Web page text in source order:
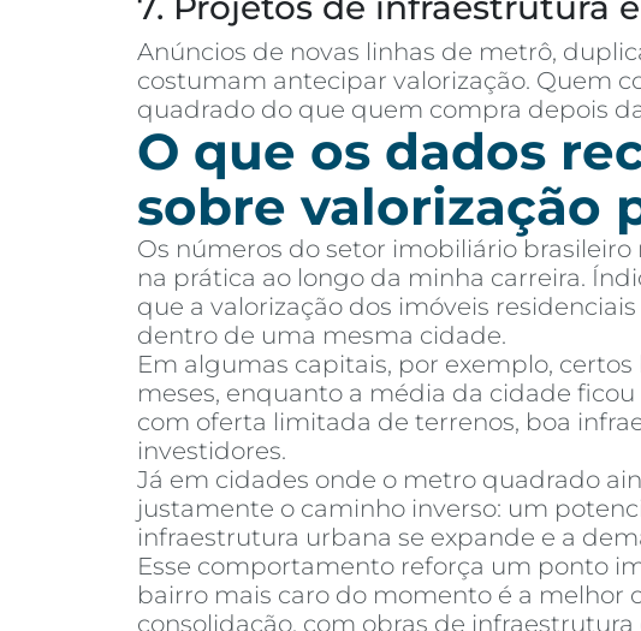
Anúncios de novas linhas de metrô,
costumam antecipar valorização. Quem
quadrado do que quem compra depois
O que os dados
sobre valorização
Os números do setor imobiliário
na prática ao longo da minha carreira.
que a valorização dos imóveis
dentro de uma mesma cidade.
Em algumas capitais, por exemplo,
meses, enquanto a média da cidade
com oferta limitada de terrenos, boa
investidores.
Já em cidades onde o metro quadrado
justamente o caminho inverso: um
infraestrutura urbana se expande e a
Esse comportamento reforça um ponto
bairro mais caro do momento é a melhor
consolidação, com obras de